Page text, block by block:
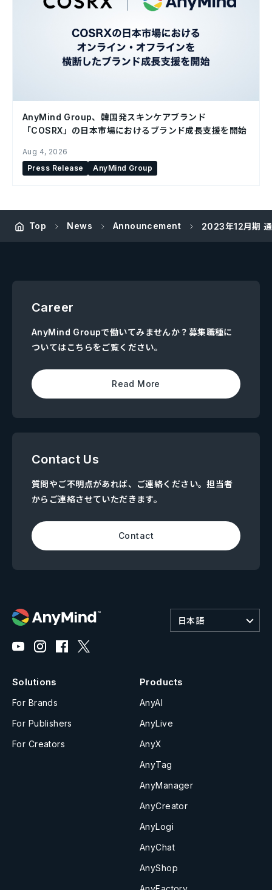
AnyMind Group、韓国発スキンケアブランド
「COSRX」の日本市場におけるブランド成長支援を開始
Aug 4, 2026
Press Release
AnyMind Group
Top News Announcement 2023年12月期
Career
AnyMind Groupで働いてみませんか？募集職種に
ついてはこちらをご覧ください。
Read More
Contact Us
質問やご不明点があれば、ご連絡ください。担当者
からご連絡させていただきます。
Contact
日本語
Solutions
For Brands
For Publishers
For Creators
Products
AnyAI
AnyLive
AnyX
AnyTag
AnyManager
AnyCreator
AnyLogi
AnyChat
AnyShop